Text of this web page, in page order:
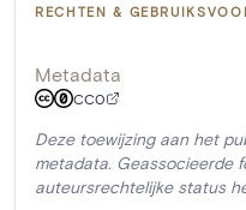
RECHTEN &
Metadata
CC0
Deze toewijzing aan het
metadata. Geassocieerde
auteursrechtelijke status